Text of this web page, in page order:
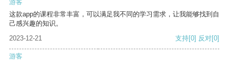
游客
这款app的课程非常丰富，可以满足我不同的学习需求，让我能够找到自
己感兴趣的知识。
2023-12-21
支持[0] 反对[0]
游客